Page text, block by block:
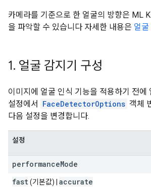
카메라를 기준으로 한 얼굴의 방향은 ML
을 파악할 수 있습니다 자세한 내용은 얼굴
1. 얼굴 감지기 구성
이미지에 얼굴 인식 기능을 적용하기 전에
설정에서
FaceDetectorOptions 객체
다음 설정을 변경합니다.
설정
performanceMode
fast(기본값) | accurate